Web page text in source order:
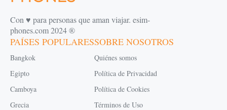
Con ♥️ para personas que aman viajar. esim-
phones.com 2024 ®
PAÍSES POPULARES
Bangkok
Egipto
Camboya
Grecia
SOBRE NOSOTROS
Quiénes somos
Política de Privacidad
Política de Cookies
Términos de Uso